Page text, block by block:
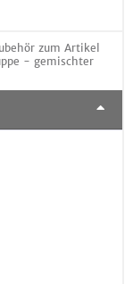
zum Artikel
- gemischter